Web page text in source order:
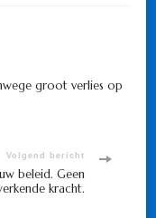
groot verlies op
Volgend bericht
beleid. Geen
kracht.